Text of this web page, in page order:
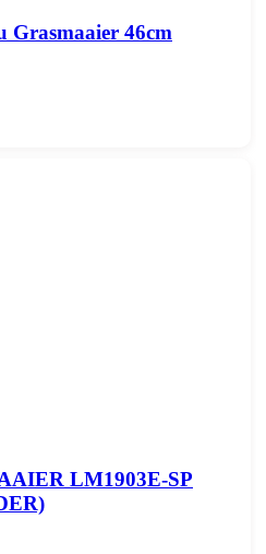
Grasmaaier 46cm
LM1903E-SP